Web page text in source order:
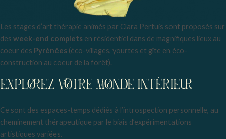
Les stages d’art thérapie animés par Clara Pertuis sont proposés sur
des week-end complets en résidentiel dans de magnifiques lieux au
coeur des Pyrénées (éco-villages, yourtes et gîte en éco-
construction au coeur de la forêt).
EXPLOREZ VOTRE MONDE INTÉRIEUR
Ce sont des espaces-temps dédiés à l’introspection personnelle, au
cheminement thérapeutique par le biais d’expérimentations
artistiques variées.